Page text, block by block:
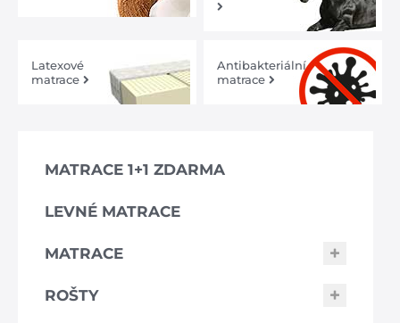
Latexové
matrace
Antibakteriální
matrace
MATRACE 1+1 ZDARMA
LEVNÉ MATRACE
MATRACE
ROŠTY